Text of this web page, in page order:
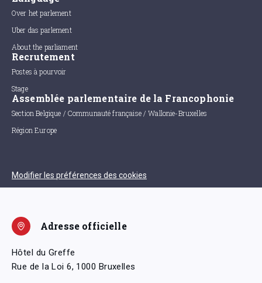
Over het parlement
Uber das parlement
About the parliament
Recrutement
Postes à pourvoir
Stage
Assemblée parlementaire de la Francophonie
Section Belgique / Communauté française / Wallonie-Bruxelles
Région Europe
Modifier les préférences des cookies
Adresse officielle
Hôtel du Greffe
Rue de la Loi 6, 1000 Bruxelles